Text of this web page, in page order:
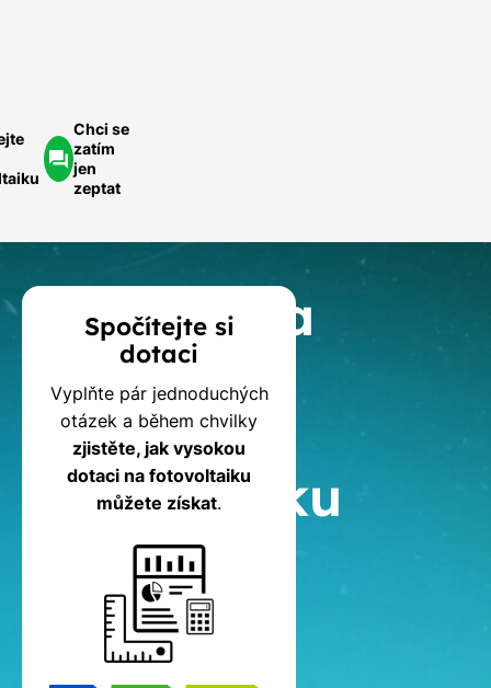
Chci se
zatím
jen
zeptat
Kalkulačka
dotací
na
fotovoltaiku
Spočítejte si
dotaci
Vyplňte pár jednoduchých
otázek a během chvilky
zjistěte, jak vysokou
dotaci na fotovoltaiku
můžete získat.